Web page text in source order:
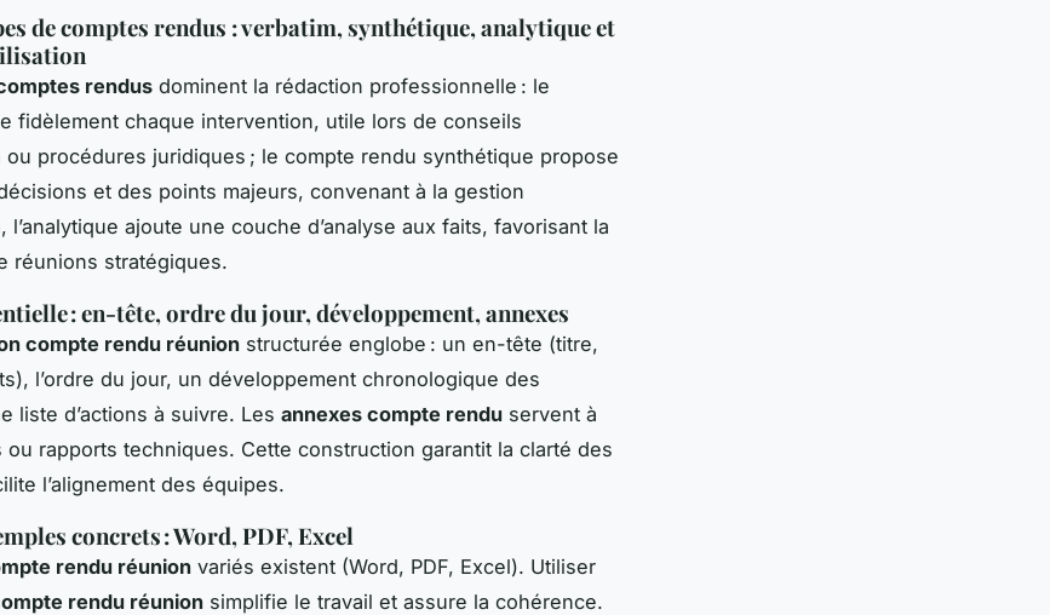
de comptes rendus : verbatim, synthétique, analytique et
rendus dominent la rédaction professionnelle : le
fidèlement chaque intervention, utile lors de conseils
ou procédures juridiques ; le compte rendu synthétique propose
et des points majeurs, convenant à la gestion
l’analytique ajoute une couche d’analyse aux faits, favorisant la
réunions stratégiques.
: en-tête, ordre du jour, développement, annexes
compte rendu réunion structurée englobe : un en-tête (titre,
l’ordre du jour, un développement chronologique des
liste d’actions à suivre. Les annexes compte rendu servent à
ou rapports techniques. Cette construction garantit la clarté des
l’alignement des équipes.
concrets : Word, PDF, Excel
rendu réunion variés existent (Word, PDF, Excel). Utiliser
rendu réunion simplifie le travail et assure la cohérence.